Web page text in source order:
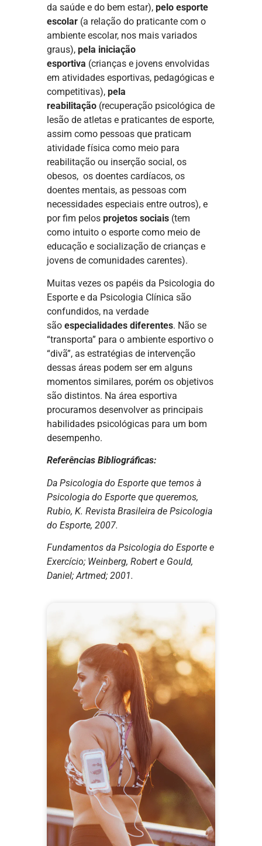
da saúde e do bem estar), pelo esporte
escolar (a relação do praticante com o
ambiente escolar, nos mais variados
graus), pela iniciação
esportiva (crianças e jovens envolvidas
em atividades esportivas, pedagógicas e
competitivas), pela
reabilitação (recuperação psicológica de
lesão de atletas e praticantes de esporte,
assim como pessoas que praticam
atividade física como meio para
reabilitação ou inserção social, os
obesos, os doentes cardíacos, os
doentes mentais, as pessoas com
necessidades especiais entre outros), e
por fim pelos projetos sociais (tem
como intuito o esporte como meio de
educação e socialização de crianças e
jovens de comunidades carentes).
Muitas vezes os papéis da Psicologia do
Esporte e da Psicologia Clínica são
confundidos, na verdade
são especialidades diferentes. Não se
“transporta” para o ambiente esportivo o
“divã”, as estratégias de intervenção
dessas áreas podem ser em alguns
momentos similares, porém os objetivos
são distintos. Na área esportiva
procuramos desenvolver as principais
habilidades psicológicas para um bom
desempenho.
Referências Bibliográficas:
Da Psicologia do Esporte que temos à
Psicologia do Esporte que queremos,
Rubio, K. Revista Brasileira de Psicologia
do Esporte, 2007.
Fundamentos da Psicologia do Esporte e
Exercício; Weinberg, Robert e Gould,
Daniel; Artmed; 2001.